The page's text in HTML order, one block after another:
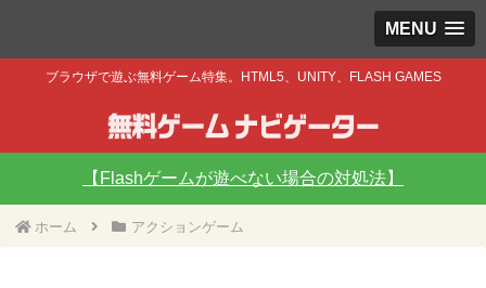
MENU
ブラウザで遊ぶ無料ゲーム特集。HTML5、UNITY、FLASH GAMES
【Flashゲームが遊べない場合の対処法】
ホーム アクションゲーム